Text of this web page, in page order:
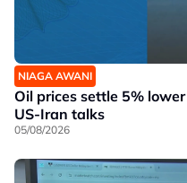
NIAGA AWANI
Oil prices settle 5%
US-Iran talks
05/08/2026